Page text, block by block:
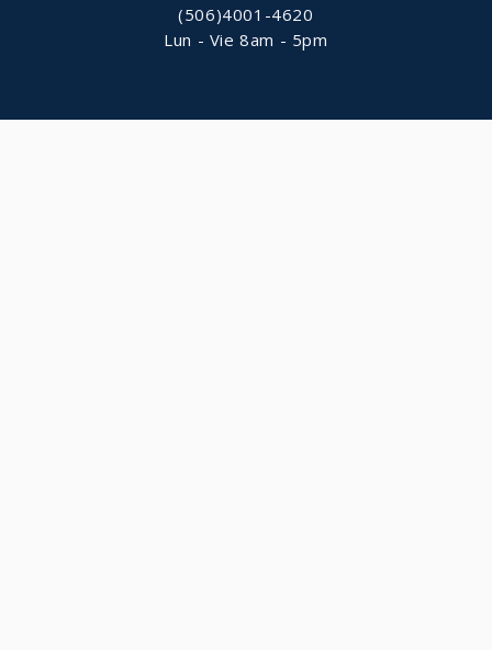
(506)4001-4620
Lun - Vie 8am - 5pm